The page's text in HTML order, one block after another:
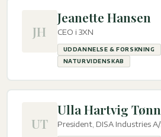
JH
Jeanette Hansen
CEO i 3XN
UDDANNELSE & FORSKNING
NATURVIDENSKAB
UT
Ulla Hartvig
President, DISA Industries A/